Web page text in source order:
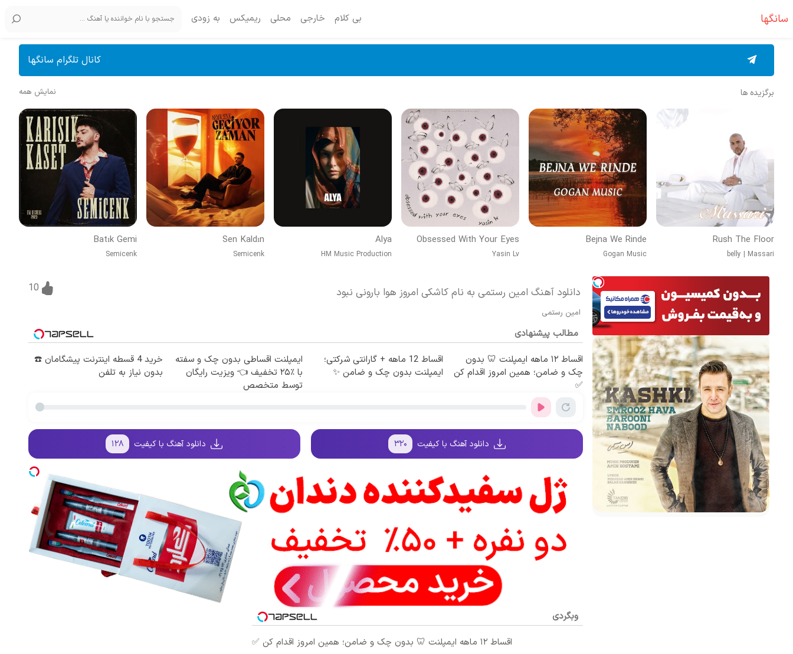
سانگها بی کلام خارجی محلی ریمیکس به زودی
کانال تلگرام سانگها
برگزیده ها نمایش همه
Rush The Floor
belly | Massari
Bejna We Rinde
Gogan Music
Obsessed With Your Eyes
Yasin Lv
Alya
HM Music Production
Sen Kaldın
Semicenk
Batık Gemi
Semicenk
دانلود آهنگ امین رستمی به نام کاشکی امروز هوا بارونی نبود
امین رستمی
10
مطالب پیشنهادی
اقساط ۱۲ ماهه ایمپلنت 🦷 بدون
چک و ضامن؛ همین امروز اقدام کن
✅
اقساط 12 ماهه + گارانتی شرکتی؛
ایمپلنت بدون چک و ضامن ✨
ایمپلنت اقساطی بدون چک و سفته
با ٪۲۵ تخفیف 👈 ویزیت رایگان
توسط متخصص
خرید 4 قسطه اینترنت پیشگامان ☎️
بدون نیاز به تلفن
دانلود آهنگ با کیفیت ۳۲۰ دانلود آهنگ با کیفیت ۱۲۸
وبگردی
اقساط ۱۲ ماهه ایمپلنت 🦷 بدون چک و ضامن؛ همین امروز اقدام کن ✅